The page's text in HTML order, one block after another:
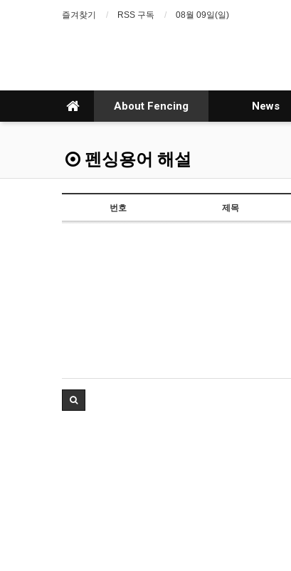
즐겨찾기 RSS 구독 08월 09일(일)
About Fencing News
펜싱용어 해설
번호 제목